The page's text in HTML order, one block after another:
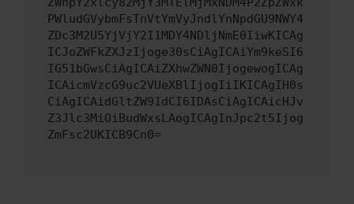
PWludGVybmFsTnVtYmVyJndlYnNpdGU9NWY4
ZDc3M2U5YjVjY2I1MDY4NDljNmE0IiwKICAg
ICJoZWFkZXJzIjoge30sCiAgICAiYm9keSI6
IG51bGwsCiAgICAiZXhwZWN0IjogewogICAg
ICAicmVzcG9uc2VUeXBlIjogIiIKICAgIH0s
CiAgICAidGltZW91dCI6IDAsCiAgICAicHJv
Z3Jlc3MiOiBudWxsLAogICAgInJpc2t5Ijog
ZmFsc2UKICB9Cn0=